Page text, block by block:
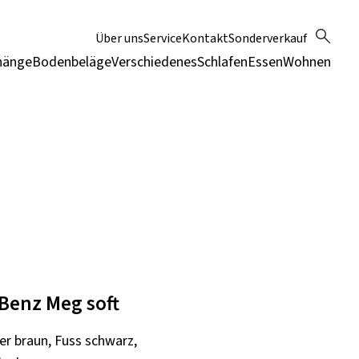
Über unsServiceKontaktSonderverkauf
BodenbelägeVerschiedenesSchlafenEssenWohnen
Meg soft
braun, Fuss schwarz,